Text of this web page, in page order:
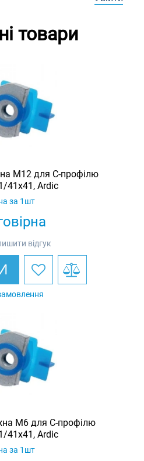
товари
M12 для C-профілю
41х41, Ardic
за 1шт
відгук
M6 для C-профілю
41х41, Ardic
за 1шт